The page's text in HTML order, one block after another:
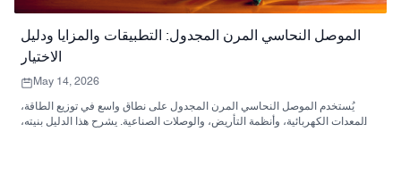
الموصل النحاسي المرن المجدول: التطبيقات والمزايا ودليل
الاختيار
May 14, 2026
يُستخدم الموصل النحاسي المرن المجدول على نطاق واسع في توزيع الطاقة،
والمعدات الكهربائية، وأنظمة التأريض، والوصلات الصناعية. يشرح هذا الدليل بنيته،